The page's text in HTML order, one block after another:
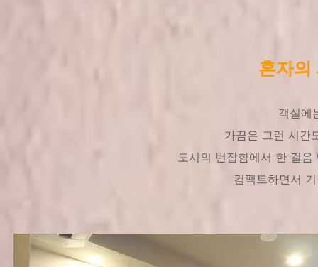
혼자의
객실에
가끔은 그런 시간
도시의 번잡함에서 한 걸
컴팩트하면서